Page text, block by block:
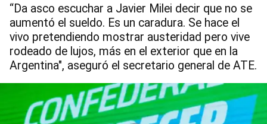
“Da asco escuchar a Javier Milei decir que no se
aumentó el sueldo. Es un caradura. Se hace el
vivo pretendiendo mostrar austeridad pero vive
rodeado de lujos, más en el exterior que en la
Argentina", aseguró el secretario general de ATE.